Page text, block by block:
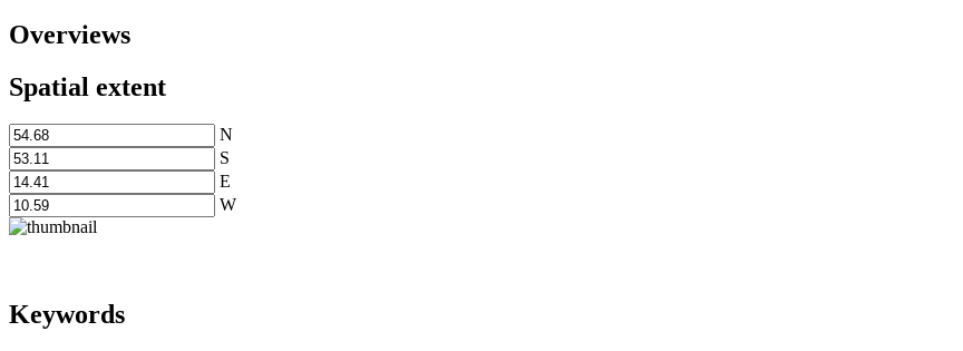
Overviews
Spatial extent
N
S
E
W
Keywords